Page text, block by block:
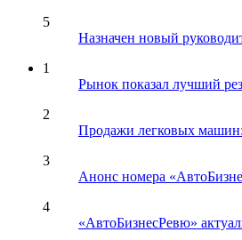
5
Назначен новый
1
Рынок показал лучший
2
Продажи легковых машин:
3
Анонс номера
4
«АвтоБизнесРевю»